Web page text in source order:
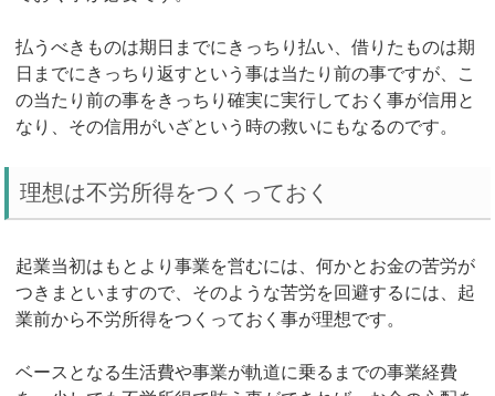
払うべきものは期日までにきっちり払い、借りたものは期
日までにきっちり返すという事は当たり前の事ですが、こ
の当たり前の事をきっちり確実に実行しておく事が信用と
なり、その信用がいざという時の救いにもなるのです。
理想は不労所得をつくっておく
起業当初はもとより事業を営むには、何かとお金の苦労が
つきまといますので、そのような苦労を回避するには、起
業前から不労所得をつくっておく事が理想です。
ベースとなる生活費や事業が軌道に乗るまでの事業経費